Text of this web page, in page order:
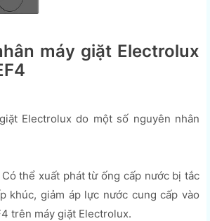
máy giặt Electrolux
Electrolux do một số nguyên nhân
thể xuất phát từ ống cấp nước bị tắc
khúc, giảm áp lực nước cung cấp vào
trên máy giặt Electrolux.